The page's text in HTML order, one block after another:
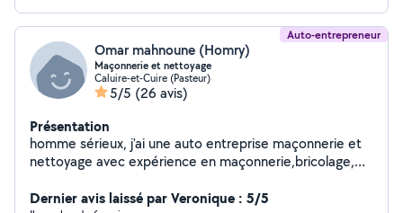
Auto-entrepreneur
Omar mahnoune (Homry)
Maçonnerie et nettoyage
Caluire-et-Cuire (Pasteur)
5/5 (26 avis)
Présentation
homme sérieux, j'ai une auto entreprise maçonnerie et
nettoyage avec expérience en maçonnerie,bricolage,
propose mes prestations dans l'agglomération lyonnaise
Dernier avis laissé par Veronique : 5/5